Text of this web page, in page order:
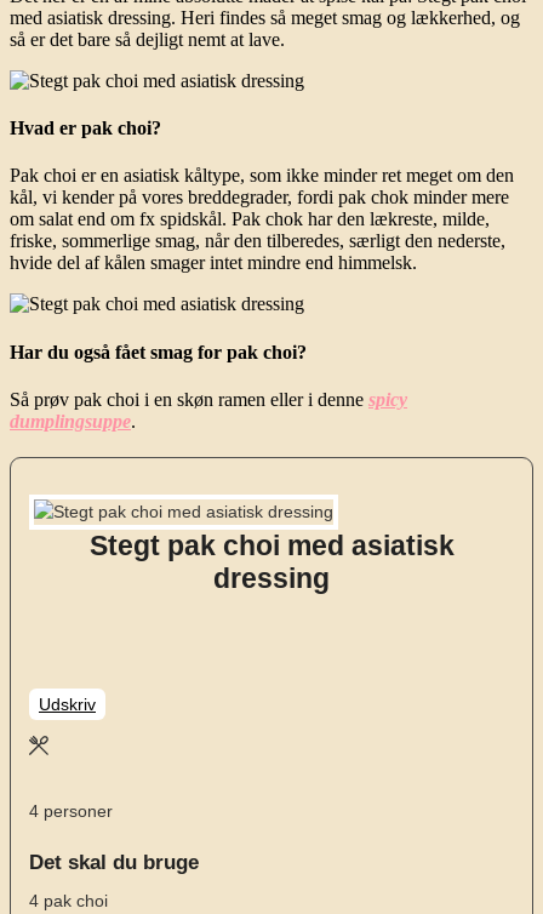
med asiatisk dressing. Heri findes så meget smag og lækkerhed, og
så er det bare så dejligt nemt at lave.
Hvad er pak choi?
Pak choi er en asiatisk kåltype, som ikke minder ret meget om den
kål, vi kender på vores breddegrader, fordi pak chok minder mere
om salat end om fx spidskål. Pak chok har den lækreste, milde,
friske, sommerlige smag, når den tilberedes, særligt den nederste,
hvide del af kålen smager intet mindre end himmelsk.
Har du også fået smag for pak choi?
Så prøv pak choi i en skøn ramen eller i denne spicy
dumplingsuppe.
Stegt pak choi med asiatisk
dressing
Udskriv
4 personer
Det skal du bruge
4 pak choi